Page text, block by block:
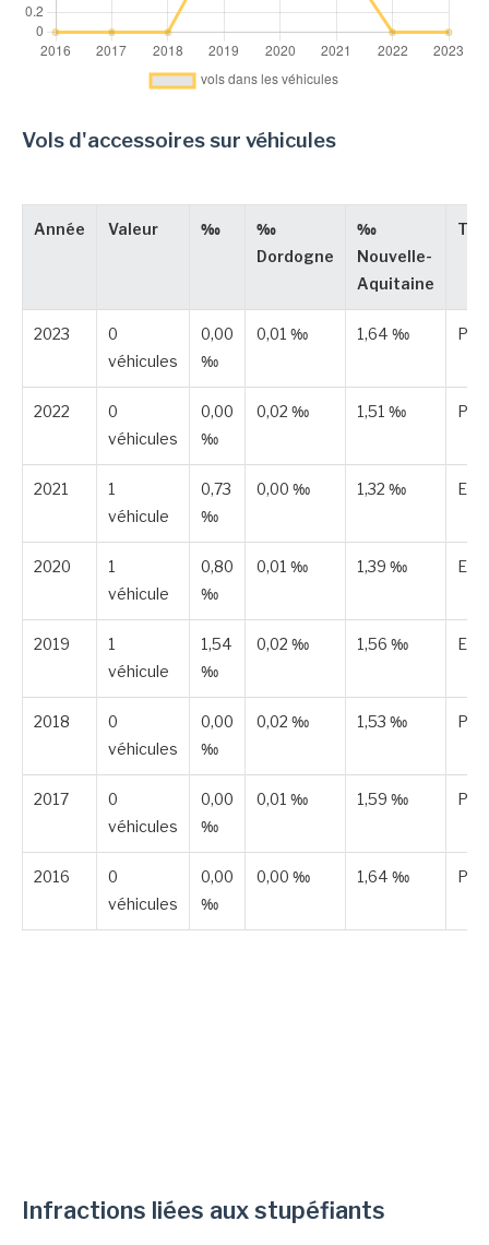
Vols d'accessoires sur véhicules
Année Valeur ‰
‰
Dordogne
‰
Nouvelle-
Aquitaine
2023
0
véhicules
0,00
‰
0,01 ‰ 1,64 ‰
2022
0
véhicules
0,00
‰
0,02 ‰ 1,51 ‰
2021
1
véhicule
0,73
‰
0,00 ‰ 1,32 ‰
2020
1
véhicule
0,80
‰
0,01 ‰ 1,39 ‰
2019
1
véhicule
1,54
‰
0,02 ‰ 1,56 ‰
2018
0
véhicules
0,00
‰
0,02 ‰ 1,53 ‰
2017
0
véhicules
0,00
‰
0,01 ‰ 1,59 ‰
2016
0
véhicules
0,00
‰
0,00 ‰ 1,64 ‰
Infractions liées aux stupéfiants